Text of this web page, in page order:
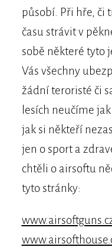
působí. Při hře, či
času strávit v
sobě některé tyto
Vás všechny
žádní teroristé či
lesích neučíme
jak si někteří
jen o sport a
chtěli o airsoftu
tyto stránky: